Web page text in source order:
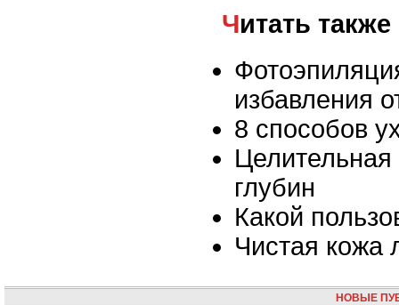
Читать также
избавления
8 способов
глубин
Какой
Чистая кожа
НОВЫЕ